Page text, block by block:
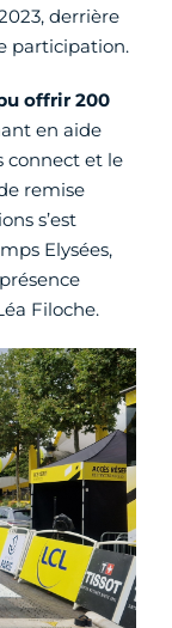
derrière
participation.
offrir 200
en aide
connect et le
remise
s’est
Elysées,
Filoche.